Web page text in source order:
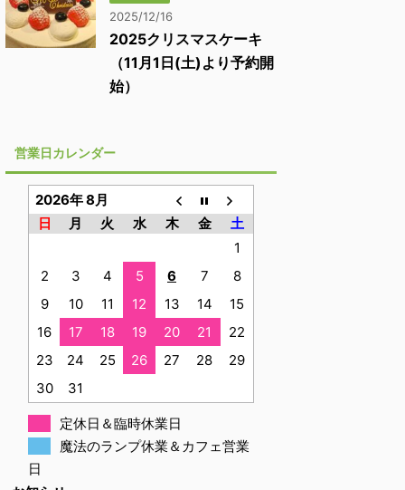
2025/12/16
2025クリスマスケーキ
（11月1日(土)より予約開
始）
営業日カレンダー
2026年 8月
日
月 火 水 木 金
土
1
2
3 4 5 6 7
8
9
10 11 12 13 14
15
16
17 18 19 20 21
22
23
24 25 26 27 28
29
30
31
定休日＆臨時休業日
魔法のランプ休業＆カフェ営業
日